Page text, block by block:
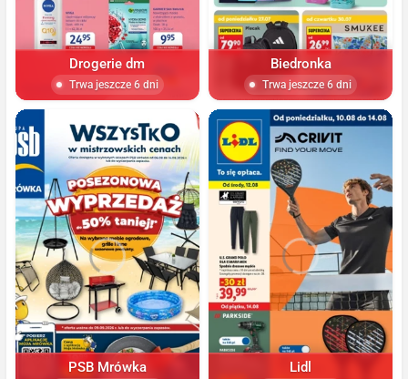
Drogerie dm
Trwa jeszcze 6 dni
Biedronka
Trwa jeszcze 6 dni
PSB Mrówka Lidl